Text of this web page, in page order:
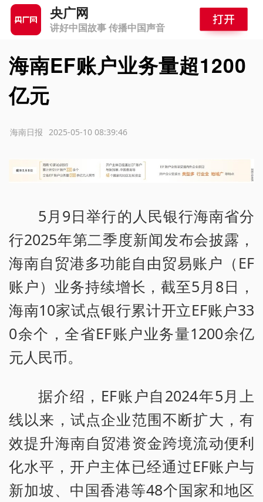
央广网
讲好中国故事 传播中国声音
海南EF账户业务量超1200
亿元
2025-05-10 08:39:46
海南日报
5月9日举行的人民银行海南省分
行2025年第二季度新闻发布会披露，
海南自贸港多功能自由贸易账户（EF
账户）业务持续增长，截至5月8日，
海南10家试点银行累计开立EF账户33
0余个，全省EF账户业务量1200余亿
元人民币。
据介绍，EF账户自2024年5月上
线以来，试点企业范围不断扩大，有
效提升海南自贸港资金跨境流动便利
化水平，开户主体已经通过EF账户与
新加坡、中国香港等48个国家和地区